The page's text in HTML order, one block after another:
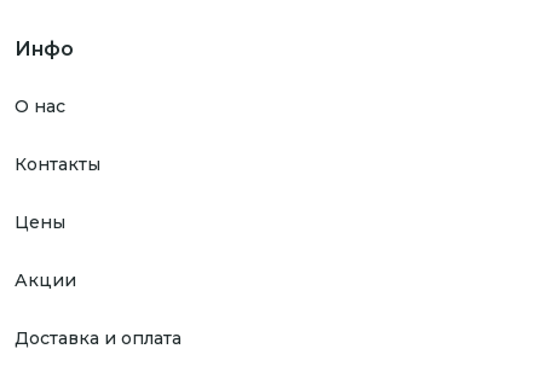
Инфо
О нас
Контакты
Цены
Акции
Доставка и оплата